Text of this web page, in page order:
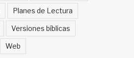
Planes de Lectura
Versiones bíblicas
Web